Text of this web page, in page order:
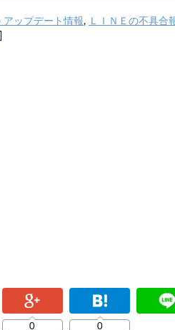
アップデート情報, ＬＩＮＥの不具合
0 0